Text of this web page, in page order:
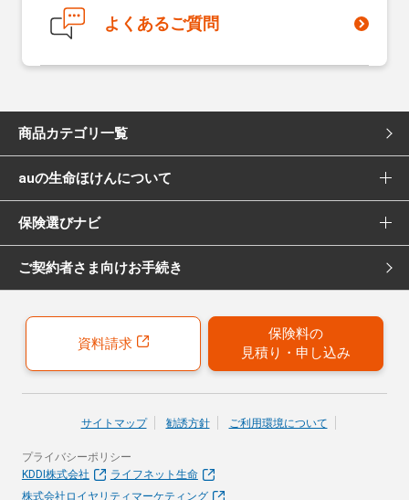
よくあるご質問
商品カテゴリ一覧
死亡保険
医療保険
女性向け医療保険
がん保険
女性向けがん保険
40歳以上の方にはこちらもおすすめ
auの生命ほけんについて
選ばれる理由
Pontaポイント還元について
保険募集代理店について
引受保険会社について
保険選びナビ
保険選びナビ トップ
保険診断
おすすめ加入例
お客さまの声
ご契約者さま向けお手続き
資料請求
保険料の
見積り・申し込み
サイトマップ 勧誘方針 ご利用環境について
プライバシーポリシー
KDDI株式会社
ライフネット生命
株式会社ロイヤリティマーケティング